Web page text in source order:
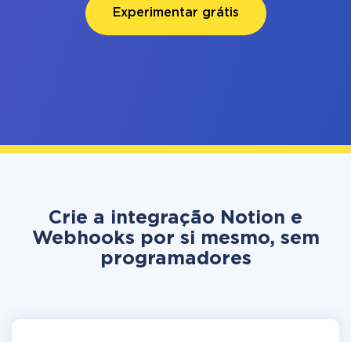
Experimentar grátis
Crie a integração Notion e
Webhooks por si mesmo, sem
programadores